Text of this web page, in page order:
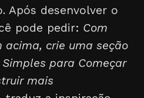
Após desenvolver o
pode pedir: Com
acima, crie uma seção
para Começar
mais